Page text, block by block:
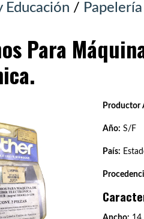
Educación / Papelería
Para
Productor
Año: S/F
País: